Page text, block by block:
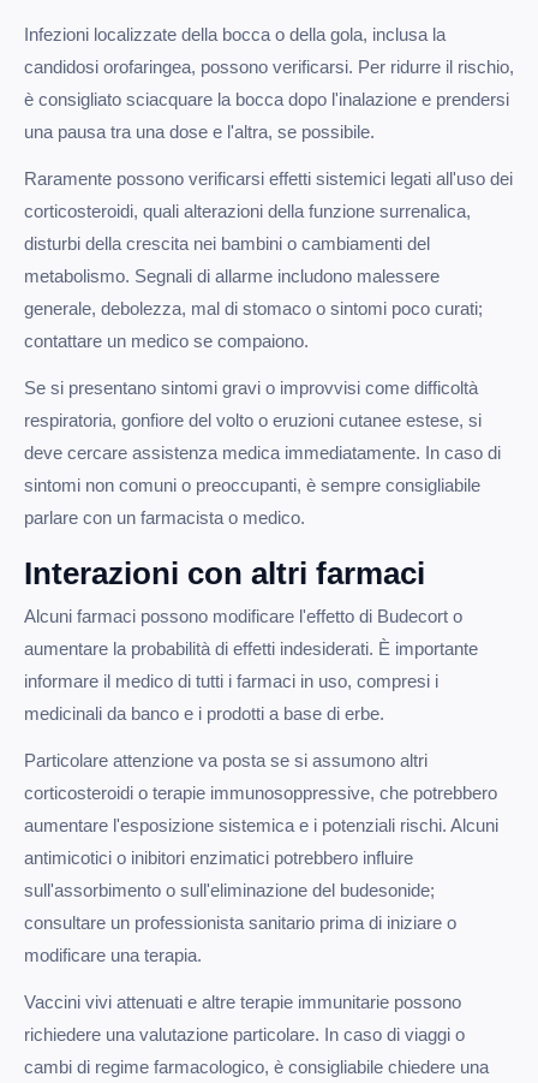
Infezioni localizzate della bocca o della gola, inclusa la
candidosi orofaringea, possono verificarsi. Per ridurre il rischio,
è consigliato sciacquare la bocca dopo l'inalazione e prendersi
una pausa tra una dose e l'altra, se possibile.
Raramente possono verificarsi effetti sistemici legati all'uso dei
corticosteroidi, quali alterazioni della funzione surrenalica,
disturbi della crescita nei bambini o cambiamenti del
metabolismo. Segnali di allarme includono malessere
generale, debolezza, mal di stomaco o sintomi poco curati;
contattare un medico se compaiono.
Se si presentano sintomi gravi o improvvisi come difficoltà
respiratoria, gonfiore del volto o eruzioni cutanee estese, si
deve cercare assistenza medica immediatamente. In caso di
sintomi non comuni o preoccupanti, è sempre consigliabile
parlare con un farmacista o medico.
Interazioni con altri farmaci
Alcuni farmaci possono modificare l'effetto di Budecort o
aumentare la probabilità di effetti indesiderati. È importante
informare il medico di tutti i farmaci in uso, compresi i
medicinali da banco e i prodotti a base di erbe.
Particolare attenzione va posta se si assumono altri
corticosteroidi o terapie immunosoppressive, che potrebbero
aumentare l'esposizione sistemica e i potenziali rischi. Alcuni
antimicotici o inibitori enzimatici potrebbero influire
sull'assorbimento o sull'eliminazione del budesonide;
consultare un professionista sanitario prima di iniziare o
modificare una terapia.
Vaccini vivi attenuati e altre terapie immunitarie possono
richiedere una valutazione particolare. In caso di viaggi o
cambi di regime farmacologico, è consigliabile chiedere una